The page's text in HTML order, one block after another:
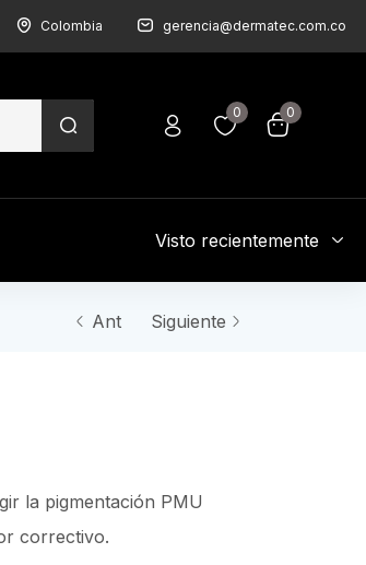
Colombia gerencia@dermatec.com.co
0 0
Visto recientemente
Ant Siguiente
la pigmentación PMU
correctivo.